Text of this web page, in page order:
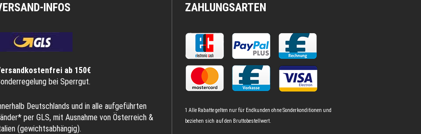
INFOS
ab 150€
bei Sperrgut.
Deutschlands und in alle aufgeführten
per GLS, mit Ausnahme von Österreich &
(gewichtsabhängig).
ZAHLUNGSARTEN
1 Alle Rabatte gelten nur für Endkunden ohne Sonderkonditionen und
beziehen sich auf den Bruttobestellwert.